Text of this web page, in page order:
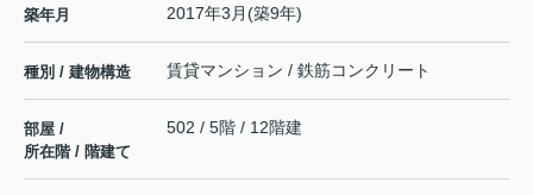
築年月 2017年3月(築9年)
種別 / 建物構造 賃貸マンション / 鉄筋コンクリート
部屋 /
所在階 / 階建て
502 / 5階 / 12階建